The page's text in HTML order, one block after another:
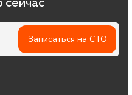
сейчас
Записаться на СТО